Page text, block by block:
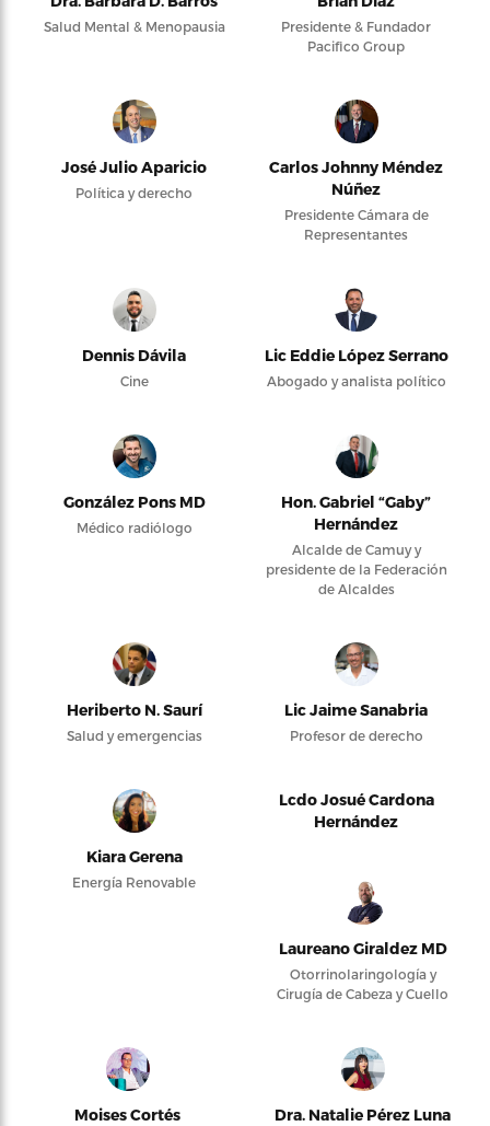
Salud Mental & Menopausia
Presidente & Fundador
Pacifico Group
José Julio Aparicio
Política y derecho
Carlos Johnny Méndez
Núñez
Presidente Cámara de
Representantes
Dennis Dávila
Cine
Lic Eddie López Serrano
Abogado y analista político
González Pons MD
Médico radiólogo
Hon. Gabriel “Gaby”
Hernández
Alcalde de Camuy y
presidente de la Federación
de Alcaldes
Heriberto N. Saurí
Salud y emergencias
Lic Jaime Sanabria
Profesor de derecho
Kiara Gerena
Energía Renovable
Lcdo Josué Cardona
Hernández
Laureano Giraldez MD
Otorrinolaringología y
Cirugía de Cabeza y Cuello
Moises Cortés Dra. Natalie Pérez Luna